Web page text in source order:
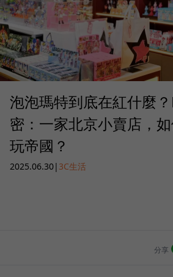
泡泡瑪特到底在紅什麼
密：一家北京小賣店，
玩帝國？
2025.06.30| 3C生活
分享